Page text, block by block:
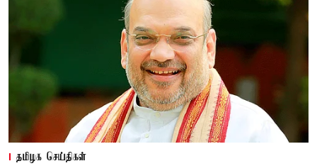
தமிழக செய்திகள்